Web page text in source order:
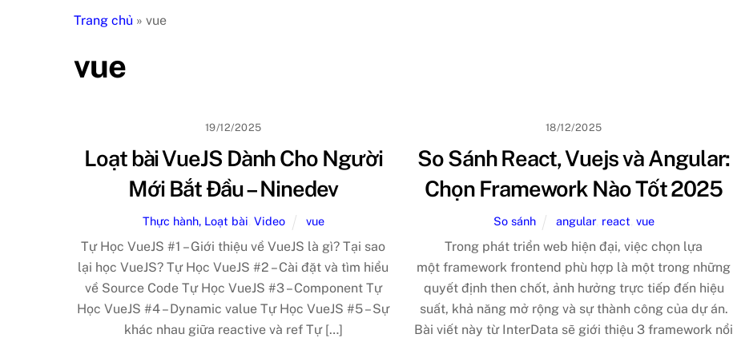
Trang chủ » vue
vue
19/12/2025
Loạt bài VueJS Dành Cho Người
Mới Bắt Đầu – Ninedev
Thực hành, Loạt bài ,Video vue
Tự Học VueJS #1 – Giới thiệu về VueJS là gì? Tại sao
lại học VueJS? Tự Học VueJS #2 – Cài đặt và tìm hiểu
về Source Code Tự Học VueJS #3 – Component Tự
Học VueJS #4 – Dynamic value Tự Học VueJS #5 – Sự
khác nhau giữa reactive và ref Tự […]
18/12/2025
So Sánh React, Vuejs và Angular:
Chọn Framework Nào Tốt 2025
So sánh angular, react vue
Trong phát triển web hiện đại, việc chọn lựa
một framework frontend phù hợp là một trong những
quyết định then chốt, ảnh hưởng trực tiếp đến hiệu
suất, khả năng mở rộng và sự thành công của dự án.
Bài viết này từ InterData sẽ giới thiệu 3 framework nổi